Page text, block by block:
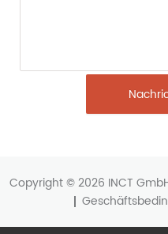
Copyright © 2026 INCT